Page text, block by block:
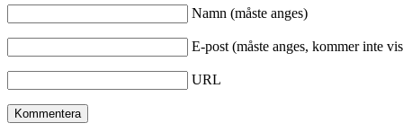
Namn (måste anges)
E-post (måste anges, kommer inte
URL